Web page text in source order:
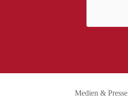
Medien & Presse